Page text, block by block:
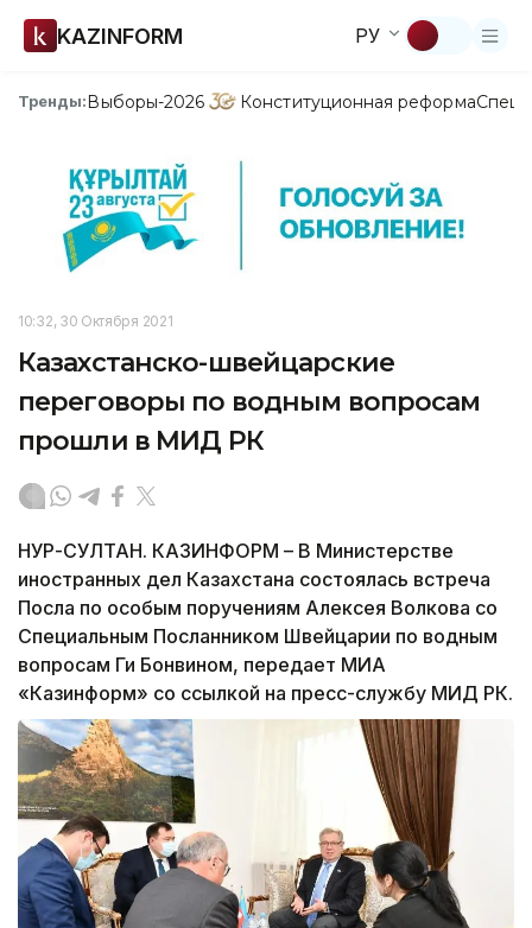
KAZINFORM РУ
Тренды:Выборы-2026 Конституционная реформа
10:32, 30 Октября 2021
Казахстанско-швейцарские
переговоры по водным вопросам
прошли в МИД РК
НУР-СУЛТАН. КАЗИНФОРМ – В Министерстве
иностранных дел Казахстана состоялась встреча
Посла по особым поручениям Алексея Волкова со
Специальным Посланником Швейцарии по водным
вопросам Ги Бонвином, передает МИА
«Казинформ» со ссылкой на пресс-службу МИД РК.